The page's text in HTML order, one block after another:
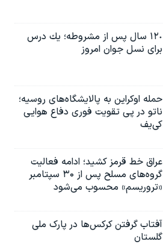
١٢٠ سال پس از مشروطه؛ یك درس
براى نسل جوان امروز
حمله اوکراین به پالایشگاه‌های روسیه؛
ناتو در پی تقویت فوری دفاع هوایی
کی‌یف
عراق خط قرمز کشید؛ ادامه فعالیت
گروه‌های مسلح پس از ۳۰ سپتامبر
«تروریسم» محسوب می‌شود
آفتاب گرفتن کرکس‌ها در پارک ملی
گلستان